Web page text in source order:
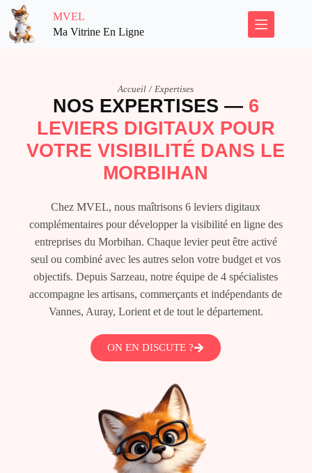
MVEL
Ma Vitrine En Ligne
Accueil / Expertises
NOS EXPERTISES — 6
LEVIERS DIGITAUX POUR
VOTRE VISIBILITÉ DANS LE
MORBIHAN
Chez MVEL, nous maîtrisons 6 leviers digitaux
complémentaires pour développer la visibilité en ligne des
entreprises du Morbihan. Chaque levier peut être activé
seul ou combiné avec les autres selon votre budget et vos
objectifs. Depuis Sarzeau, notre équipe de 4 spécialistes
accompagne les artisans, commerçants et indépendants de
Vannes, Auray, Lorient et de tout le département.
ON EN DISCUTE ?